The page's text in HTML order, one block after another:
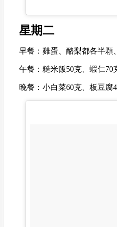
星期二
早餐：雞蛋、酪梨都各半顆、
午餐： 糙米飯50克、蝦仁70
晚餐： 小白菜60克、板豆腐